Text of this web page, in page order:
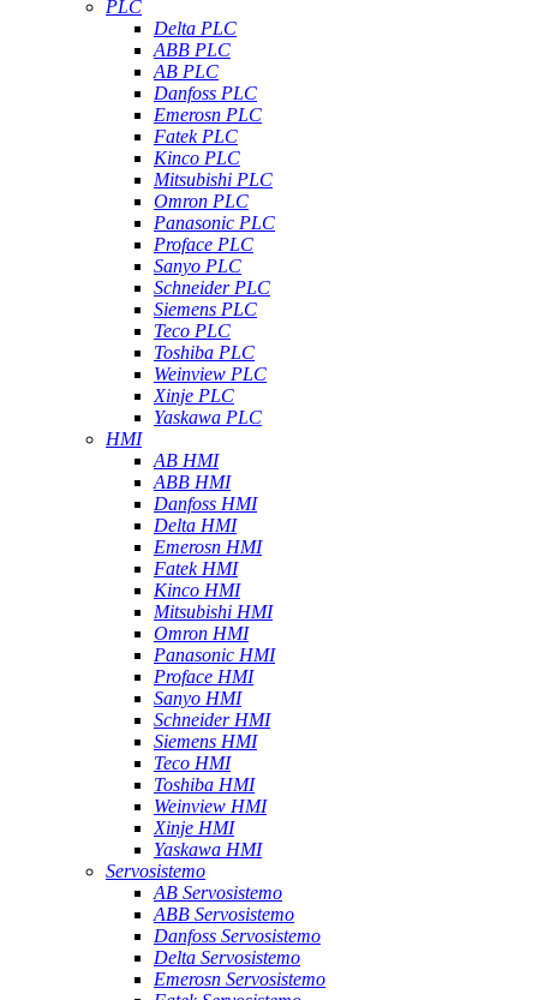
PLC
Delta PLC
ABB PLC
AB PLC
Danfoss PLC
Emerosn PLC
Fatek PLC
Kinco PLC
Mitsubishi PLC
Omron PLC
Panasonic PLC
Proface PLC
Sanyo PLC
Schneider PLC
Siemens PLC
Teco PLC
Toshiba PLC
Weinview PLC
Xinje PLC
Yaskawa PLC
HMI
AB HMI
ABB HMI
Danfoss HMI
Delta HMI
Emerosn HMI
Fatek HMI
Kinco HMI
Mitsubishi HMI
Omron HMI
Panasonic HMI
Proface HMI
Sanyo HMI
Schneider HMI
Siemens HMI
Teco HMI
Toshiba HMI
Weinview HMI
Xinje HMI
Yaskawa HMI
Servosistemo
AB Servosistemo
ABB Servosistemo
Danfoss Servosistemo
Delta Servosistemo
Emerosn Servosistemo